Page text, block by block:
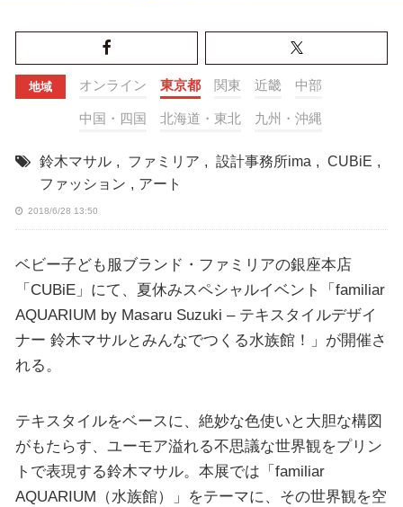
地域 オンライン 東京都 関東 近畿 中部
中国・四国 北海道・東北 九州・沖縄
鈴木マサル , ファミリア , 設計事務所ima , CUBiE ,
ファッション , アート
2018/6/28 13:50
ベビー子ども服ブランド・ファミリアの銀座本店
「CUBiE」にて、夏休みスペシャルイベント「familiar
AQUARIUM by Masaru Suzuki – テキスタイルデザイ
ナー 鈴木マサルとみんなでつくる水族館！」が開催さ
れる。
テキスタイルをベースに、絶妙な色使いと大胆な構図
がもたらす、ユーモア溢れる不思議な世界観をプリン
トで表現する鈴木マサル。本展では「familiar
AQUARIUM（水族館）」をテーマに、その世界観を空